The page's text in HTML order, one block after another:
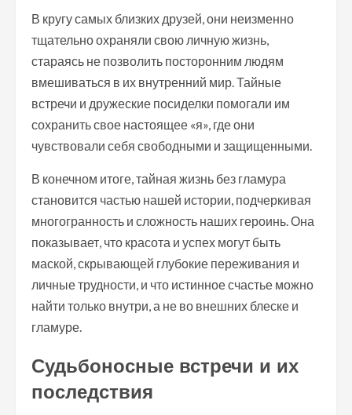
В кругу самых близких друзей, они неизменно
тщательно охраняли свою личную жизнь,
стараясь не позволить посторонним людям
вмешиваться в их внутренний мир. Тайные
встречи и дружеские посиделки помогали им
сохранить свое настоящее «я», где они
чувствовали себя свободными и защищенными.
В конечном итоге, тайная жизнь без гламура
становится частью нашей истории, подчеркивая
многогранность и сложность наших героинь. Она
показывает, что красота и успех могут быть
маской, скрывающей глубокие переживания и
личные трудности, и что истинное счастье можно
найти только внутри, а не во внешних блеске и
гламуре.
Судьбоносные встречи и их
последствия